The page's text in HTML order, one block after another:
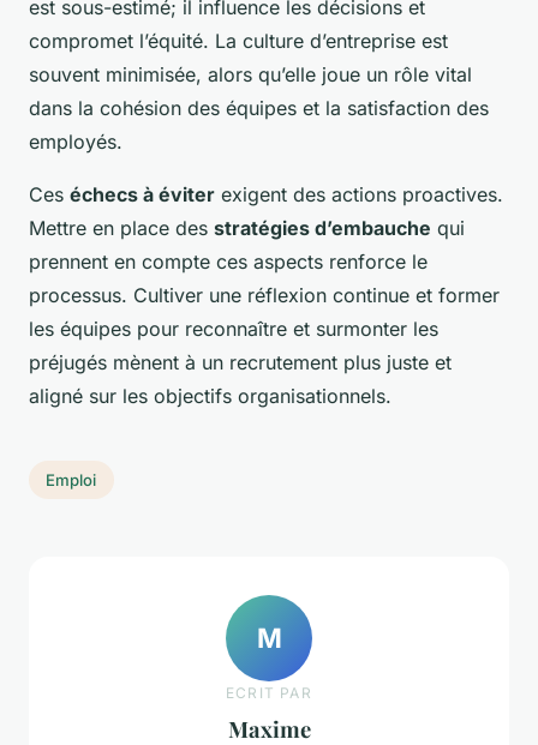
est sous-estimé; il influence les décisions et
compromet l’équité. La culture d’entreprise est
souvent minimisée, alors qu’elle joue un rôle vital
dans la cohésion des équipes et la satisfaction des
employés.
Ces échecs à éviter exigent des actions proactives.
Mettre en place des stratégies d’embauche qui
prennent en compte ces aspects renforce le
processus. Cultiver une réflexion continue et former
les équipes pour reconnaître et surmonter les
préjugés mènent à un recrutement plus juste et
aligné sur les objectifs organisationnels.
Emploi
M
ECRIT PAR
Maxime